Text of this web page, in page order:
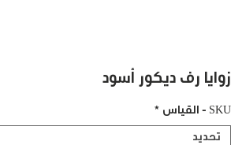
زوايا رف ديكور أسود
SKU - القياس *
تحديد